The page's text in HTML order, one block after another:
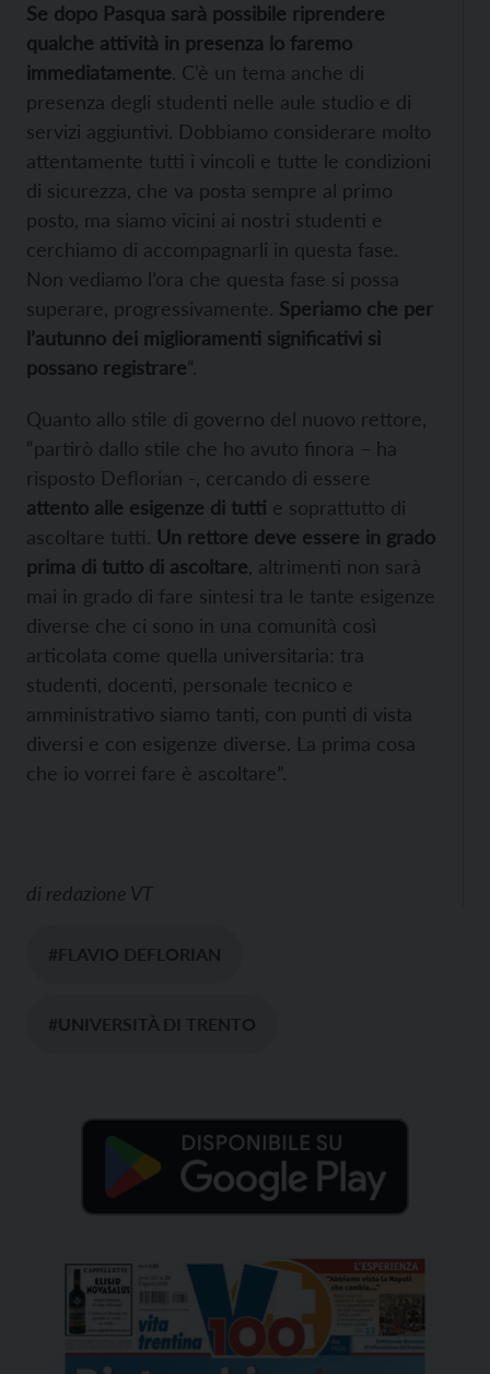
Se dopo Pasqua sarà possibile riprendere
qualche attività in presenza lo faremo
immediatamente. C’è un tema anche di
presenza degli studenti nelle aule studio e di
servizi aggiuntivi. Dobbiamo considerare molto
attentamente tutti i vincoli e tutte le condizioni
di sicurezza, che va posta sempre al primo
posto, ma siamo vicini ai nostri studenti e
cerchiamo di accompagnarli in questa fase.
Non vediamo l’ora che questa fase si possa
superare, progressivamente. Speriamo che per
l’autunno dei miglioramenti significativi si
possano registrare“.
Quanto allo stile di governo del nuovo rettore,
“partirò dallo stile che ho avuto finora – ha
risposto Deflorian -, cercando di essere
attento alle esigenze di tutti e soprattutto di
ascoltare tutti. Un rettore deve essere in grado
prima di tutto di ascoltare , altrimenti non sarà
mai in grado di fare sintesi tra le tante esigenze
diverse che ci sono in una comunità così
articolata come quella universitaria: tra
studenti, docenti, personale tecnico e
amministrativo siamo tanti, con punti di vista
diversi e con esigenze diverse. La prima cosa
che io vorrei fare è ascoltare”.
di redazione VT
#FLAVIO DEFLORIAN
#UNIVERSITÀ DI TRENTO